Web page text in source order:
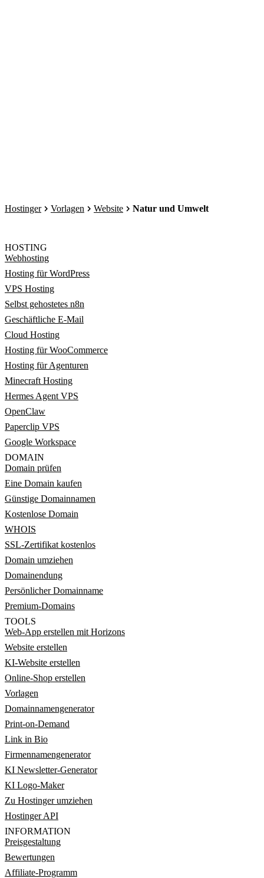
Hostinger Vorlagen Website Natur und Umwelt
HOSTING
Webhosting
Hosting für WordPress
VPS Hosting
Selbst gehostetes n8n
Geschäftliche E-Mail
Cloud Hosting
Hosting für WooCommerce
Hosting für Agenturen
Minecraft Hosting
Hermes Agent VPS
OpenClaw
Paperclip VPS
Google Workspace
DOMAIN
Domain prüfen
Eine Domain kaufen
Günstige Domainnamen
Kostenlose Domain
WHOIS
SSL-Zertifikat kostenlos
Domain umziehen
Domainendung
Persönlicher Domainname
Premium-Domains
TOOLS
Web-App erstellen mit Horizons
Website erstellen
KI-Website erstellen
Online-Shop erstellen
Vorlagen
Domainnamengenerator
Print-on-Demand
Link in Bio
Firmennamengenerator
KI Newsletter-Generator
KI Logo-Maker
Zu Hostinger umziehen
Hostinger API
INFORMATION
Preisgestaltung
Bewertungen
Affiliate-Programm